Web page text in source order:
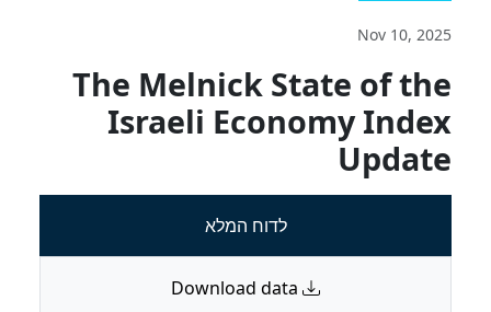
Nov 10, 2025
The Melnick State of the
Israeli Economy Index
Update
לדוח המלא